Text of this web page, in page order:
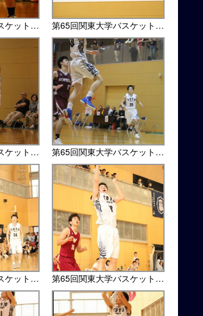
第65回関東大学バスケットボール選手権大会・上智大戦 第65回関東大学バスケットボール選手権大会
第65回関東大学バスケットボール選手権大会 第65回関東大学バスケットボール選手権大会
第65回関東大学バスケットボール選手権大会・早大戦 第65回関東大学バスケットボール選手権大会・早大戦